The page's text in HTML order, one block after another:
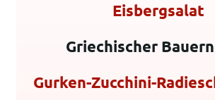
Eisbergsalat
Griechischer
Gurken-Zucchini-